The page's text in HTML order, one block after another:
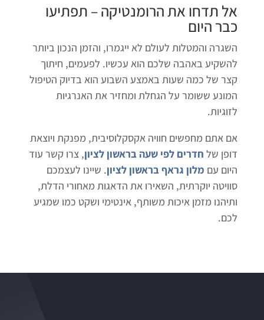
אל תדחו את הרומנטיקה – תפתיעו
כבר היום
השגרה והמטלות לעולם לא ייגמרו, והזמן הנכון ביותר
להשקיע באהבה שלכם הוא עכשיו. לפעמים, חיתוך
קצר של כמה שעות באמצע השבוע הוא בדיוק הטיפול
המונע ששומר על הגחלת ומחזיר את האנרגיות
לזוגיות.
אם אתם מחפשים חוויה אקסקלוסיבית, מפנקת ויוצאת
דופן של חדרים לפי שעה בראשון לציון, צרו קשר עוד
היום עם מלון גראף בראשון לציון. שיינו לעצמכם
סוויטה יוקרתית, השאירו את הדאגות מאחורי הדלת,
ותיהנו מזמן איכות משותף, אינטימי ושקט כמו שמגיע
לכם.